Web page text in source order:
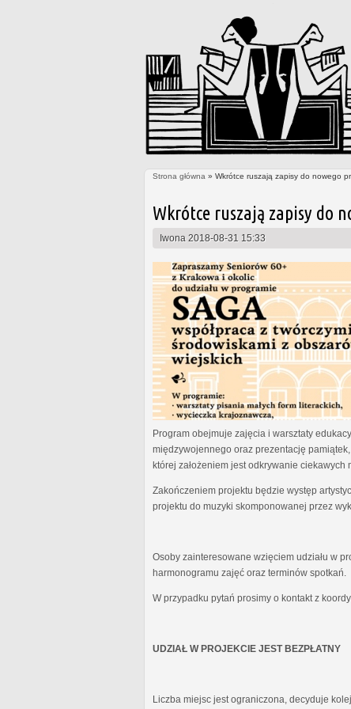
Strona główna » Wkrótce ruszają zapisy do nowego
Wkrótce ruszają zapisy do
Iwona 2018-08-31 15:33
Program obejmuje zajęcia i warsztaty
międzywojennego oraz prezentację
której założeniem jest odkrywanie ciekawych
Zakończeniem projektu będzie występ
projektu do muzyki skomponowanej przez
Osoby zainteresowane wzięciem udziału w
harmonogramu zajęć oraz terminów spotkań.
W przypadku pytań prosimy o kontakt z
UDZIAŁ W PROJEKCIE JEST BEZPŁATNY
Liczba miejsc jest ograniczona, decyduje